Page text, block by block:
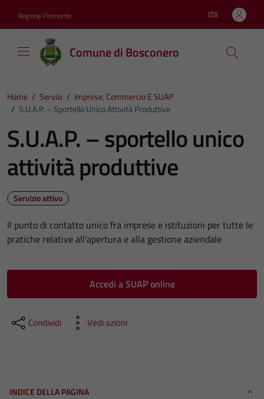
Regione Piemonte Lingua attiva:
ITA
Comune di Bosconero
Home / Servizi / Imprese, Commercio E SUAP
/ S.U.A.P. – Sportello Unico Attività Produttive
S.U.A.P. – sportello unico
attività produttive
Servizio attivo
Il punto di contatto unico fra imprese e istituzioni per tutte le
pratiche relative all’apertura e alla gestione aziendale
Accedi a SUAP online
Condividi Vedi azioni
INDICE DELLA PAGINA